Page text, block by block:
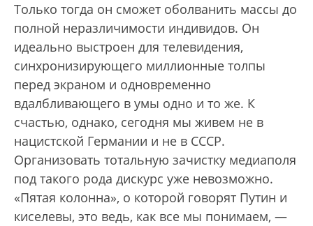
Только тогда он сможет оболванить массы до
полной неразличимости индивидов. Он
идеально выстроен для телевидения,
синхронизирующего миллионные толпы
перед экраном и одновременно
вдалбливающего в умы одно и то же. К
счастью, однако, сегодня мы живем не в
нацистской Германии и не в СССР.
Организовать тотальную зачистку медиаполя
под такого рода дискурс уже невозможно.
«Пятая колонна», о которой говорят Путин и
киселевы, это ведь, как все мы понимаем, —